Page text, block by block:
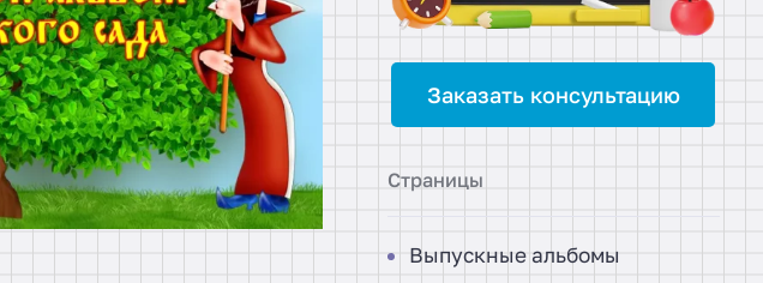
Заказать консультацию
Страницы
Выпускные альбомы